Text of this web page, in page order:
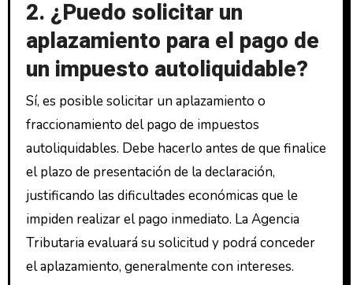
2. ¿Puedo solicitar un
aplazamiento para el pago de
un impuesto autoliquidable?
Sí, es posible solicitar un aplazamiento o
fraccionamiento del pago de impuestos
autoliquidables. Debe hacerlo antes de que finalice
el plazo de presentación de la declaración,
justificando las dificultades económicas que le
impiden realizar el pago inmediato. La Agencia
Tributaria evaluará su solicitud y podrá conceder
el aplazamiento, generalmente con intereses.